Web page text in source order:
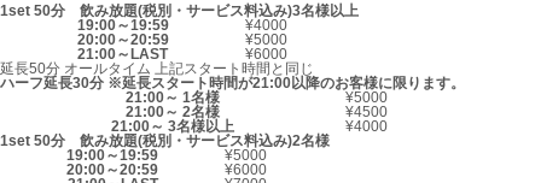
1set 50分 飲み放題(税別・サービス料込み)3名様以上
19:00～19:59
¥4000
20:00～20:59
¥5000
21:00～LAST
¥6000
延長50分 オールタイム 上記スタート時間と同じ
ハーフ延長30分 ※延長スタート時間が21:00以降のお客様に限ります。
21:00～ 1名様
¥5000
21:00～ 2名様
¥4500
21:00～ 3名様以上
¥4000
1set 50分 飲み放題(税別・サービス料込み)2名様
19:00～19:59
¥5000
20:00～20:59
¥6000